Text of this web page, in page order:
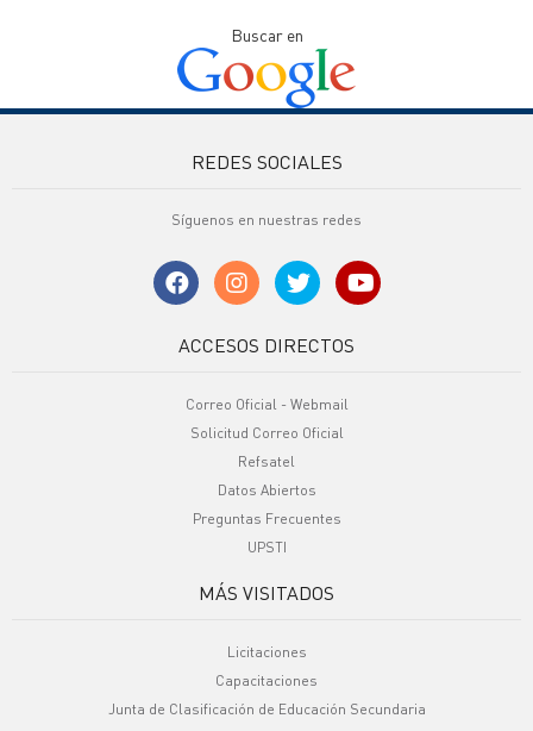
Buscar en
REDES SOCIALES
Síguenos en nuestras redes
ACCESOS DIRECTOS
Correo Oficial - Webmail
Solicitud Correo Oficial
Refsatel
Datos Abiertos
Preguntas Frecuentes
UPSTI
MÁS VISITADOS
Licitaciones
Capacitaciones
Junta de Clasificación de Educación Secundaria